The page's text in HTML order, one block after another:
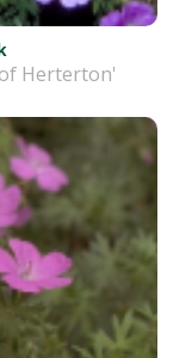
Herterton'